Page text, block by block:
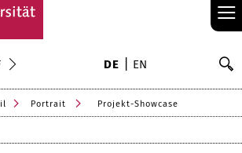
≡
DE EN
Portrait Projekt-Showcase